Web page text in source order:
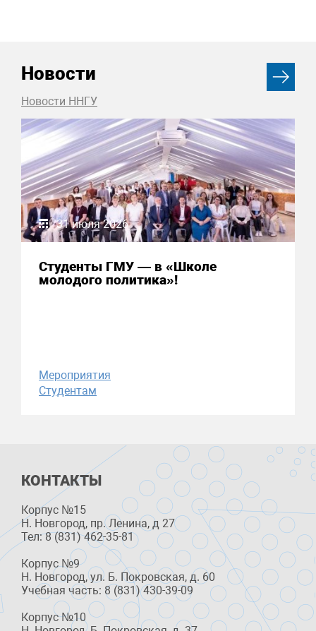
Новости
Новости ННГУ
31 июля 2026
Студенты ГМУ — в «Школе
молодого политика»!
Мероприятия
Студентам
КОНТАКТЫ
Корпус №15
Н. Новгород, пр. Ленина, д 27
Тел: 8 (831) 462-35-81
Корпус №9
Н. Новгород, ул. Б. Покровская, д. 60
Учебная часть: 8 (831) 430-39-09
Корпус №10